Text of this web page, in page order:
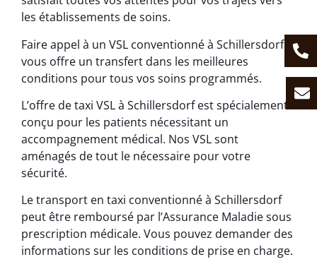
les établissements de soins.
Faire appel à un VSL conventionné à Schillersdorf
vous offre un transfert dans les meilleures
conditions pour tous vos soins programmés.
L’offre de taxi VSL à Schillersdorf est spécialement
conçu pour les patients nécessitant un
accompagnement médical. Nos VSL sont
aménagés de tout le nécessaire pour votre
sécurité.
Le transport en taxi conventionné à Schillersdorf
peut être remboursé par l’Assurance Maladie sous
prescription médicale. Vous pouvez demander des
informations sur les conditions de prise en charge.